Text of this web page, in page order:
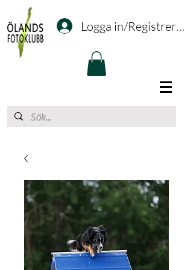
Logga in/Registrering